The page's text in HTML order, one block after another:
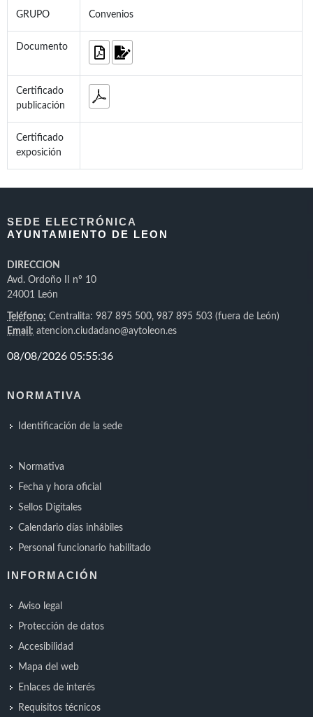
GRUPO Convenios
Documento
Certificado
publicación
Certificado
exposición
SEDE ELECTRÓNICA
AYUNTAMIENTO DE LEON
DIRECCION
Avd. Ordoño II nº 10
24001 León
Teléfono: Centralita: 987 895 500, 987 895 503 (fuera de León)
Email: atencion.ciudadano@aytoleon.es
NORMATIVA
Identificación de la sede
Normativa
Fecha y hora oficial
Sellos Digitales
Calendario días inhábiles
Personal funcionario habilitado
INFORMACIÓN
Aviso legal
Protección de datos
Accesibilidad
Mapa del web
Enlaces de interés
Requisitos técnicos